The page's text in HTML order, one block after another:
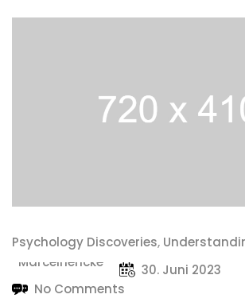
Psychology Discoveries,
Marcelhencke
30. Juni 2023
No Comments